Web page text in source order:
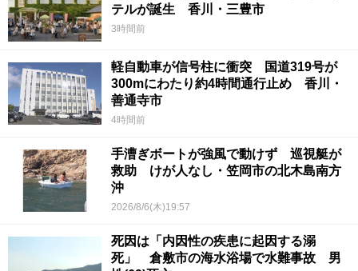
テルが誕生 香川・三豊市
3時間前
軽自動車が信号柱に衝突 国道319号が
300mにわたり約4時間通行止め 香川・
善通寺市
4時間前
手漕ぎボートが強風で動けず 巡視艇が
救助 けが人なし・笠岡市の北木島南方
沖
2026/8/6(木)19:57
死因は「内因性の疾患に起因する溺
死」 倉敷市の海水浴場で水難事故 男